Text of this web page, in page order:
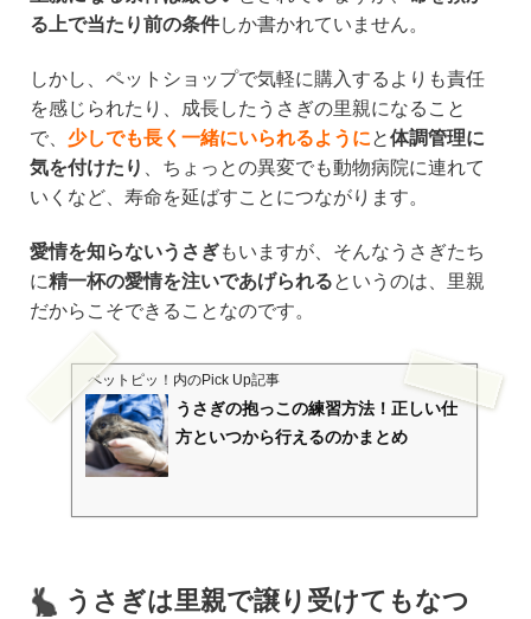
る上で当たり前の条件しか書かれていません。
しかし、ペットショップで気軽に購入するよりも責任
を感じられたり、成長したうさぎの里親になること
で、 少しでも長く一緒にいられるようにと体調管理に
気を付けたり
、ちょっとの異変でも動物病院に連れて
いくなど、寿命を延ばすことにつながります。
愛情を知らないうさぎもいますが、そんなうさぎたち
に精一杯の愛情を注いであげられるというのは、里親
だからこそできることなのです。
ペットピッ！ 内のPick Up記事
うさぎの抱っこの練習方法！正しい仕
方といつから行えるのかまとめ
うさぎは里親で譲り受けてもなつ